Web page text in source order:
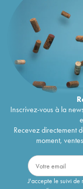
Inscrivez-vous à la
Recevez directement
moment,
J'accepte le suivi de